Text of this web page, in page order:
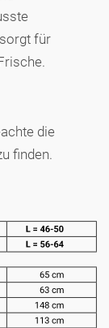
für
die
finden.